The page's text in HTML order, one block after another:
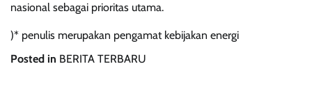
nasional sebagai prioritas utama.
)* penulis merupakan pengamat kebijakan energi
Posted in BERITA TERBARU